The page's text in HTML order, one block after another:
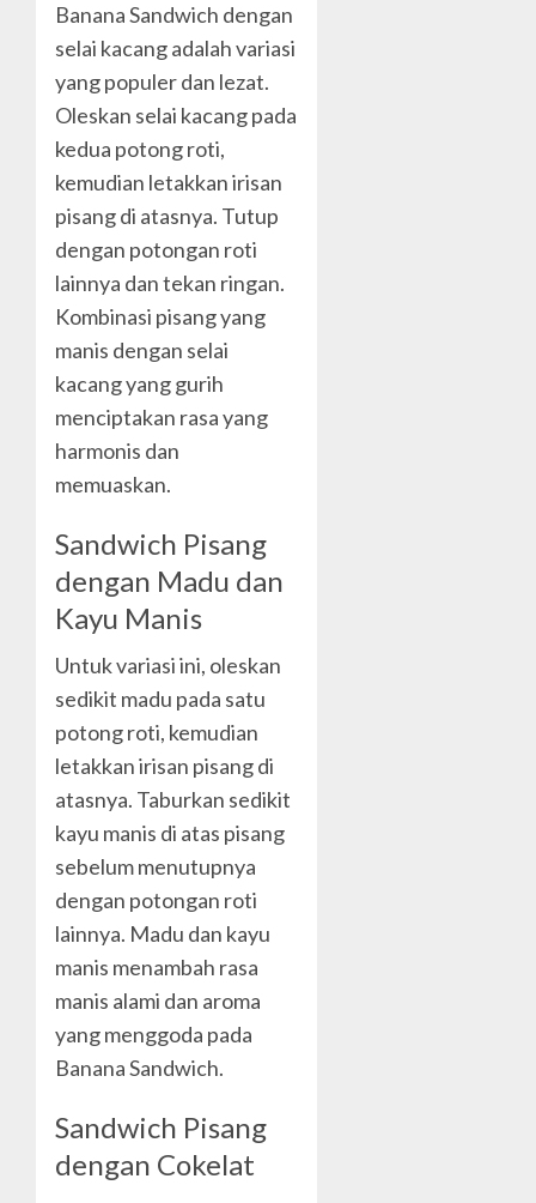
Banana Sandwich dengan
selai kacang adalah variasi
yang populer dan lezat.
Oleskan selai kacang pada
kedua potong roti,
kemudian letakkan irisan
pisang di atasnya. Tutup
dengan potongan roti
lainnya dan tekan ringan.
Kombinasi pisang yang
manis dengan selai
kacang yang gurih
menciptakan rasa yang
harmonis dan
memuaskan.
Sandwich Pisang
dengan Madu dan
Kayu Manis
Untuk variasi ini, oleskan
sedikit madu pada satu
potong roti, kemudian
letakkan irisan pisang di
atasnya. Taburkan sedikit
kayu manis di atas pisang
sebelum menutupnya
dengan potongan roti
lainnya. Madu dan kayu
manis menambah rasa
manis alami dan aroma
yang menggoda pada
Banana Sandwich.
Sandwich Pisang
dengan Cokelat